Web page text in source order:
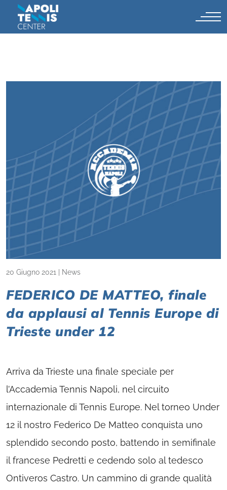
20 Giugno 2021 News
FEDERICO DE MATTEO, finale
da applausi al Tennis Europe di
Trieste under 12
Arriva da Trieste una finale speciale per
l’Accademia Tennis Napoli, nel circuito
internazionale di Tennis Europe. Nel torneo Under
12 il nostro Federico De Matteo conquista uno
splendido secondo posto, battendo in semifinale
il francese Pedretti e cedendo solo al tedesco
Ontiveros Castro. Un cammino di grande qualità